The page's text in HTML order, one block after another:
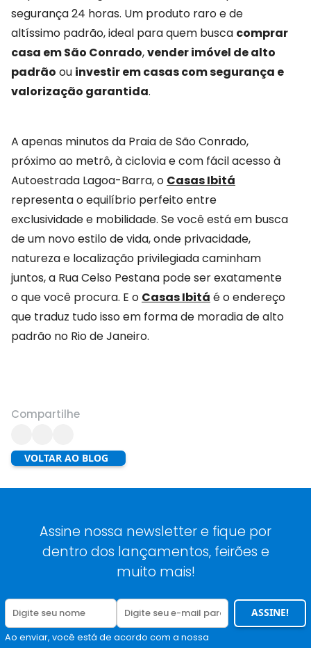
segurança 24 horas. Um produto raro e de
altíssimo padrão, ideal para quem busca comprar
casa em São Conrado,vender imóvel de alto
padrão ou investir em casas com segurança e
valorização garantida.
A apenas minutos da Praia de São Conrado,
próximo ao metrô, à ciclovia e com fácil acesso à
Autoestrada Lagoa-Barra, o Casas Ibitá
representa o equilíbrio perfeito entre
exclusividade e mobilidade. Se você está em busca
de um novo estilo de vida, onde privacidade,
natureza e localização privilegiada caminham
juntos, a Rua Celso Pestana pode ser exatamente
o que você procura. E o Casas Ibitá é o endereço
que traduz tudo isso em forma de moradia de alto
padrão no Rio de Janeiro.
Compartilhe
VOLTAR AO BLOG
Assine nossa newsletter e fique por
dentro dos lançamentos, feirões e
muito mais!
ASSINE!
Ao enviar, você está de acordo com a nossa